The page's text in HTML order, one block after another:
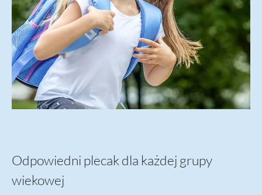
Odpowiedni plecak dla każdej grupy
wiekowej